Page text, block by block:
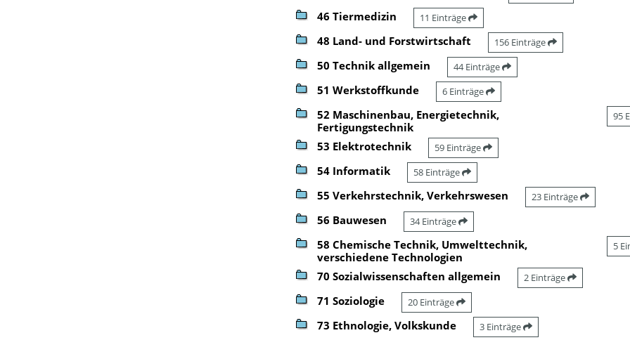
46 Tiermedizin 11 Einträge
48 Land- und Forstwirtschaft 156 Einträge
50 Technik allgemein 44 Einträge
51 Werkstoffkunde 6 Einträge
52 Maschinenbau, Energietechnik,
Fertigungstechnik
95
53 Elektrotechnik 59 Einträge
54 Informatik 58 Einträge
55 Verkehrstechnik, Verkehrswesen 23 Einträge
56 Bauwesen 34 Einträge
58 Chemische Technik, Umwelttechnik,
verschiedene Technologien
5
70 Sozialwissenschaften allgemein 2 Einträge
71 Soziologie 20 Einträge
73 Ethnologie, Volkskunde 3 Einträge